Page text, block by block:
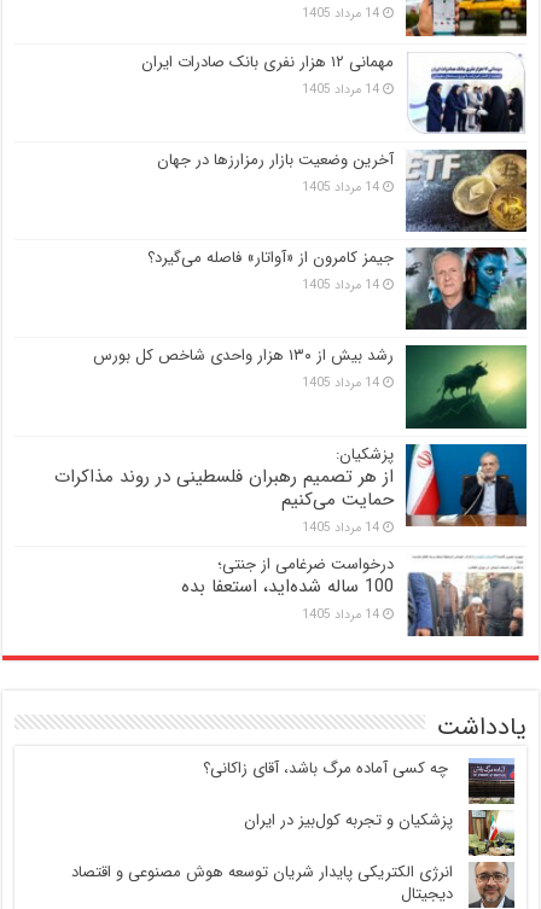
14 مرداد 1405
مهمانی ۱۲ هزار نفری بانک صادرات ایران
14 مرداد 1405
آخرین وضعیت بازار رمزارزها در جهان
14 مرداد 1405
جیمز کامرون از «آواتار» فاصله می‌گیرد؟
14 مرداد 1405
رشد بیش از ۱۳۰ هزار واحدی شاخص کل بورس
14 مرداد 1405
پزشکیان:
از هر تصمیم رهبران فلسطینی در روند مذاکرات
حمایت می‌کنیم
14 مرداد 1405
درخواست ضرغامی از جنتی؛
100 ساله شده‌اید، استعفا بده
14 مرداد 1405
یادداشت
‍ چه کسی آماده مرگ باشد، آقای زاکانی؟
پزشکیان و تجربه کول‌بیز در ایران
انرژی الکتریکی پایدار شریان توسعه هوش مصنوعی و اقتصاد
دیجیتال